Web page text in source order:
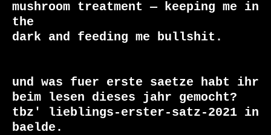
mushroom treatment — keeping me in
the
dark and feeding me bullshit.
und was fuer erste saetze habt ihr
beim lesen dieses jahr gemocht?
tbz' lieblings-erster-satz-2021 in
baelde.